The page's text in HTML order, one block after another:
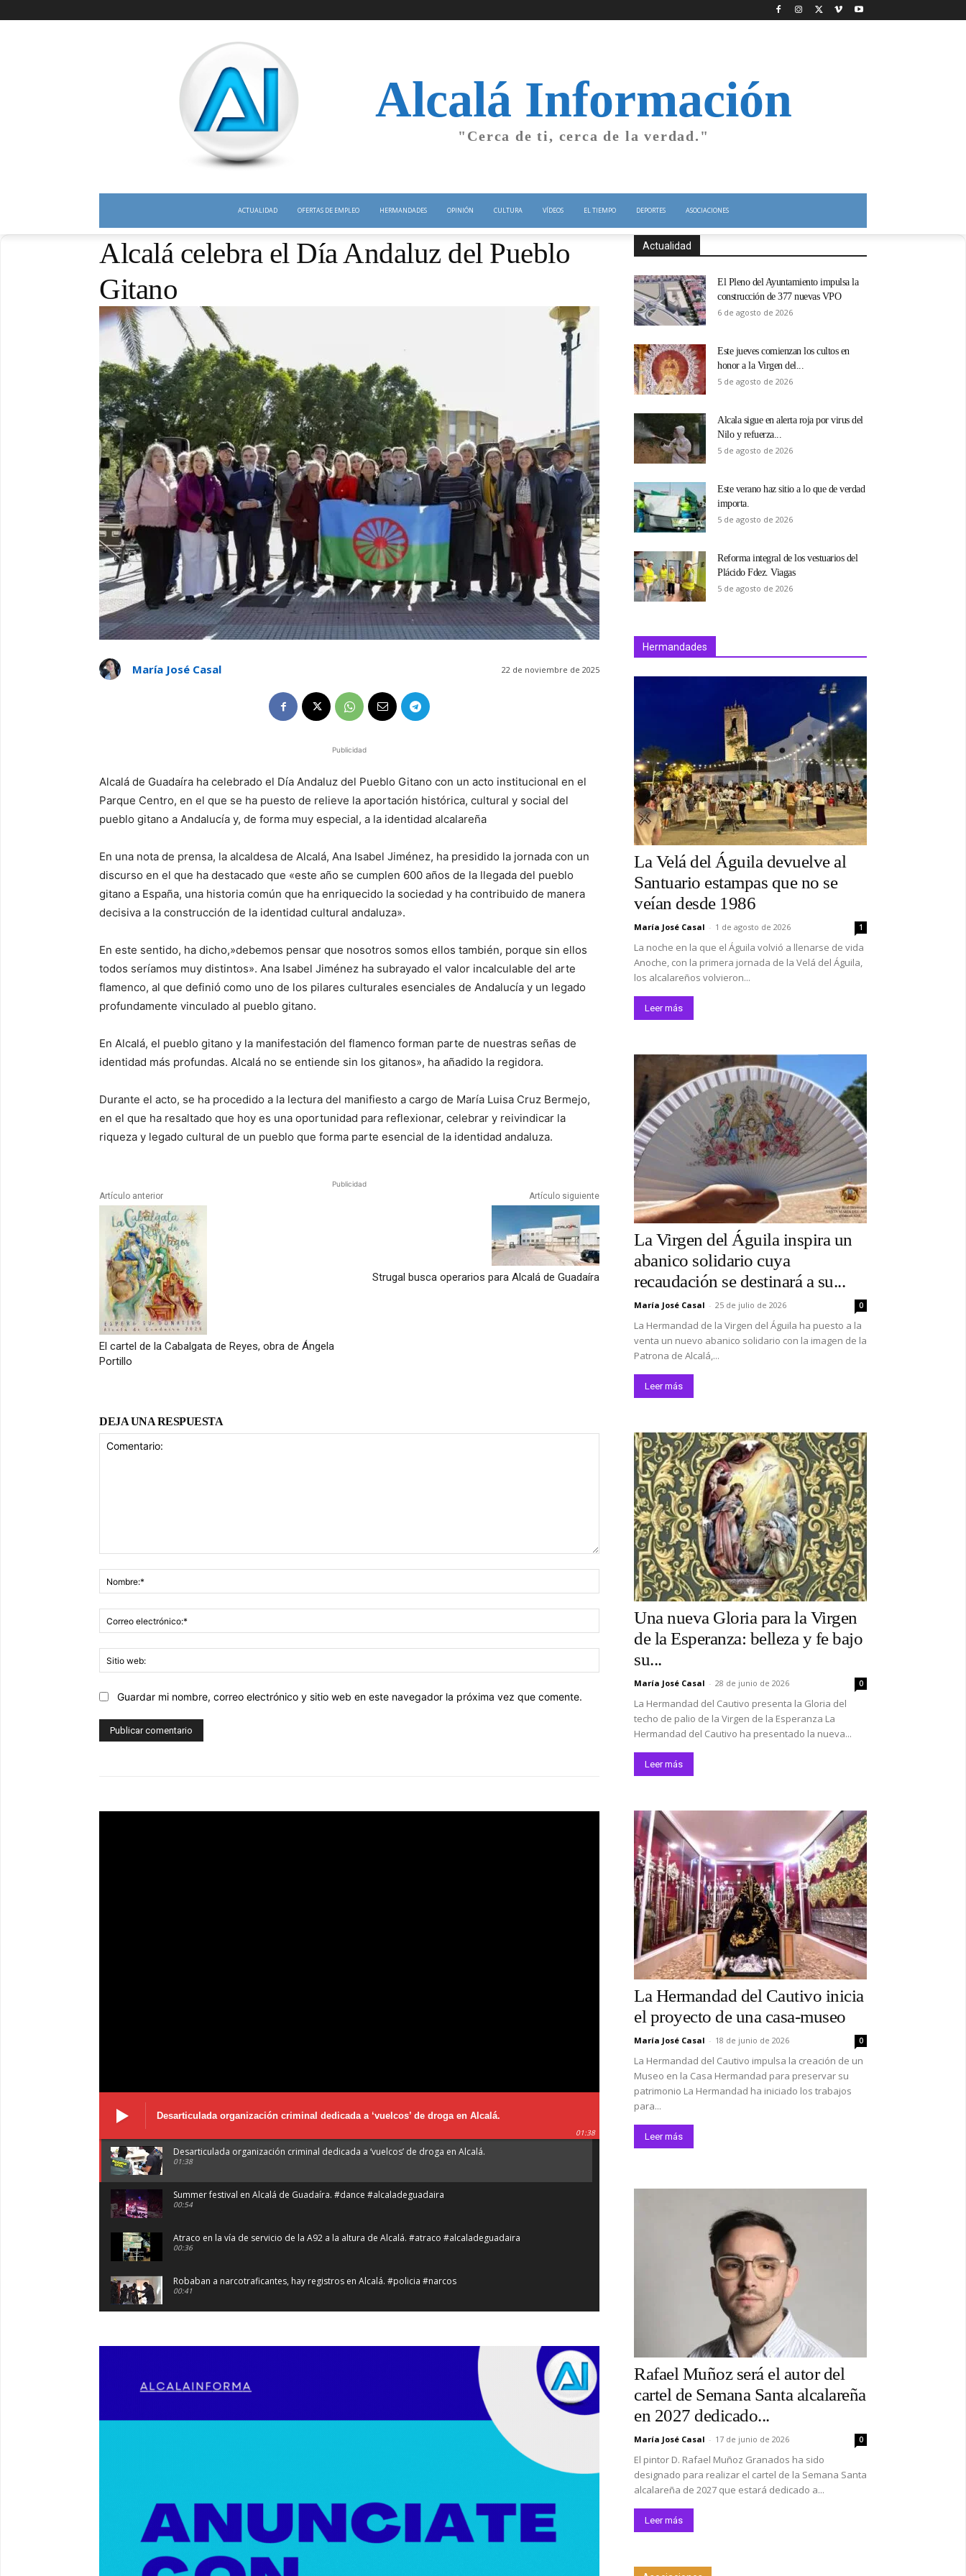
Alcalá Información
"Cerca de ti, cerca de la verdad."
ACTUALIDAD OFERTAS DE EMPLEO HERMANDADES OPINIÓN CULTURA VÍDEOS EL TIEMPO DEPORTES ASOCIACIONES
Alcalá celebra el Día Andaluz del Pueblo
Gitano
22 de noviembre de 2025
María José Casal
Publicidad
Alcalá de Guadaíra ha celebrado el Día Andaluz del Pueblo Gitano con un acto institucional en el
Parque Centro, en el que se ha puesto de relieve la aportación histórica, cultural y social del
pueblo gitano a Andalucía y, de forma muy especial, a la identidad alcalareña
En una nota de prensa, la alcaldesa de Alcalá, Ana Isabel Jiménez, ha presidido la jornada con un
discurso en el que ha destacado que «este año se cumplen 600 años de la llegada del pueblo
gitano a España, una historia común que ha enriquecido la sociedad y ha contribuido de manera
decisiva a la construcción de la identidad cultural andaluza».
En este sentido, ha dicho,»debemos pensar que nosotros somos ellos también, porque sin ellos
todos seríamos muy distintos». Ana Isabel Jiménez ha subrayado el valor incalculable del arte
flamenco, al que definió como uno de los pilares culturales esenciales de Andalucía y un legado
profundamente vinculado al pueblo gitano.
En Alcalá, el pueblo gitano y la manifestación del flamenco forman parte de nuestras señas de
identidad más profundas. Alcalá no se entiende sin los gitanos», ha añadido la regidora.
Durante el acto, se ha procedido a la lectura del manifiesto a cargo de María Luisa Cruz Bermejo,
en el que ha resaltado que hoy es una oportunidad para reflexionar, celebrar y reivindicar la
riqueza y legado cultural de un pueblo que forma parte esencial de la identidad andaluza.
Publicidad
Artículo anterior
El cartel de la Cabalgata de Reyes, obra de Ángela
Portillo
Artículo siguiente
Strugal busca operarios para Alcalá de Guadaíra
DEJA UNA RESPUESTA
Nombre:*
electrónico:*
web:
Guardar mi nombre, correo electrónico y sitio web en este navegador la próxima vez que comente.
Desarticulada organización criminal dedicada a ‘vuelcos’ de droga en Alcalá.
01:38
Desarticulada organización criminal dedicada a ‘vuelcos’ de droga en Alcalá.
01:38
Summer festival en Alcalá de Guadaíra. #dance #alcaladeguadaira
00:54
Atraco en la vía de servicio de la A92 a la altura de Alcalá. #atraco #alcaladeguadaira
00:36
Robaban a narcotraficantes, hay registros en Alcalá. #policia #narcos
00:41
Premio de Medio Ambiente para el CEIP San Mateo. #alcaladeguadaira #premios #colegio
03:01
00:08
Primer premio de casetas 2026. #alcaladeguadaira #ferias
Actualidad
El Pleno del Ayuntamiento impulsa la
construcción de 377 nuevas VPO
6 de agosto de 2026
Este jueves comienzan los cultos en
honor a la Virgen del...
5 de agosto de 2026
Alcala sigue en alerta roja por virus del
Nilo y refuerza...
5 de agosto de 2026
Este verano haz sitio a lo que de verdad
importa.
5 de agosto de 2026
Reforma integral de los vestuarios del
Plácido Fdez. Viagas
5 de agosto de 2026
Hermandades
La Velá del Águila devuelve al
Santuario estampas que no se
veían desde 1986
María José Casal - 1 de agosto de 2026 1
La noche en la que el Águila volvió a llenarse de vida
Anoche, con la primera jornada de la Velá del Águila,
los alcalareños volvieron...
Leer más
La Virgen del Águila inspira un
abanico solidario cuya
recaudación se destinará a su...
María José Casal - 25 de julio de 2026 0
La Hermandad de la Virgen del Águila ha puesto a la
venta un nuevo abanico solidario con la imagen de la
Patrona de Alcalá,...
Leer más
Una nueva Gloria para la Virgen
de la Esperanza: belleza y fe bajo
su...
María José Casal - 28 de junio de 2026 0
La Hermandad del Cautivo presenta la Gloria del
techo de palio de la Virgen de la Esperanza La
Hermandad del Cautivo ha presentado la nueva...
Leer más
La Hermandad del Cautivo inicia
el proyecto de una casa-museo
María José Casal - 18 de junio de 2026 0
La Hermandad del Cautivo impulsa la creación de un
Museo en la Casa Hermandad para preservar su
patrimonio La Hermandad ha iniciado los trabajos
para...
Leer más
Rafael Muñoz será el autor del
cartel de Semana Santa alcalareña
en 2027 dedicado...
María José Casal - 17 de junio de 2026 0
El pintor D. Rafael Muñoz Granados ha sido
designado para realizar el cartel de la Semana Santa
alcalareña de 2027 que estará dedicado a...
Leer más